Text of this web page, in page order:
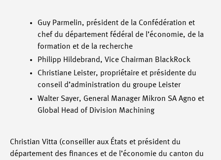
Guy Parmelin, président de la Confédération et
chef du département fédéral de l’économie, de la
formation et de la recherche
Philipp Hildebrand, Vice Chairman BlackRock
Christiane Leister, propriétaire et présidente du
conseil d’administration du groupe Leister
Walter Sayer, General Manager Mikron SA Agno et
Global Head of Division Machining
Christian Vitta (conseiller aux États et président du
département des finances et de l’économie du canton du